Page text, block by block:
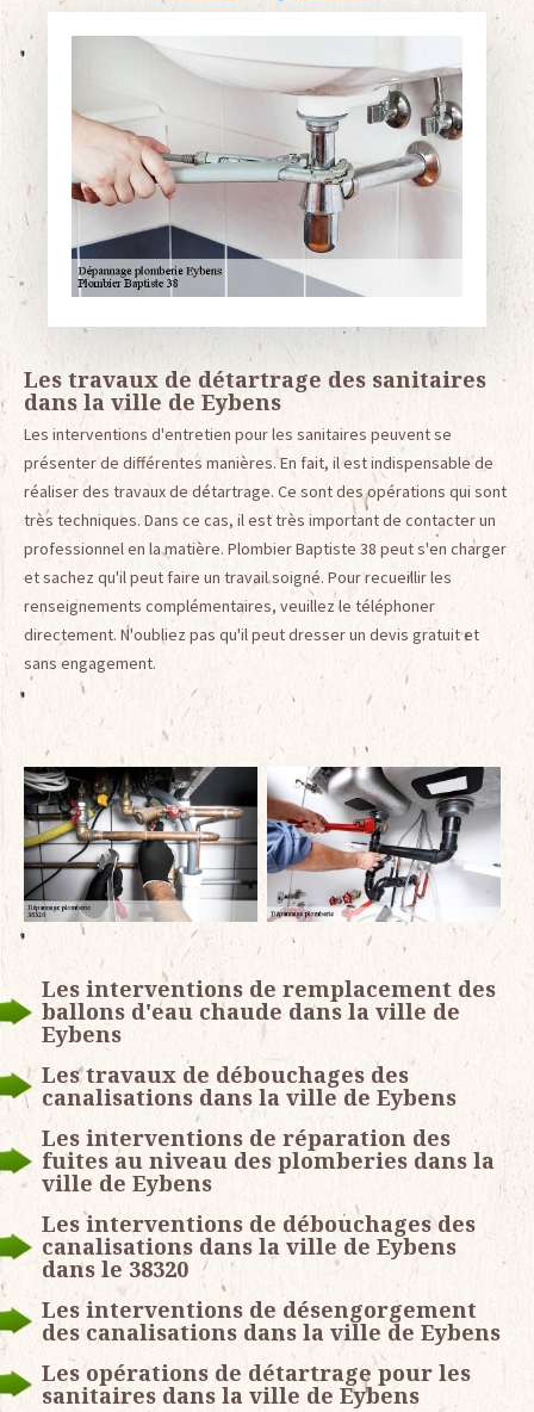
Les travaux de détartrage des sanitaires
dans la ville de Eybens
Les interventions d'entretien pour les sanitaires peuvent se
présenter de différentes manières. En fait, il est indispensable de
réaliser des travaux de détartrage. Ce sont des opérations qui sont
très techniques. Dans ce cas, il est très important de contacter un
professionnel en la matière. Plombier Baptiste 38 peut s'en charger
et sachez qu'il peut faire un travail soigné. Pour recueillir les
renseignements complémentaires, veuillez le téléphoner
directement. N'oubliez pas qu'il peut dresser un devis gratuit et
sans engagement.
Les interventions de remplacement des
ballons d'eau chaude dans la ville de
Eybens
Les travaux de débouchages des
canalisations dans la ville de Eybens
Les interventions de réparation des
fuites au niveau des plomberies dans la
ville de Eybens
Les interventions de débouchages des
canalisations dans la ville de Eybens
dans le 38320
Les interventions de désengorgement
des canalisations dans la ville de Eybens
Les opérations de détartrage pour les
sanitaires dans la ville de Eybens